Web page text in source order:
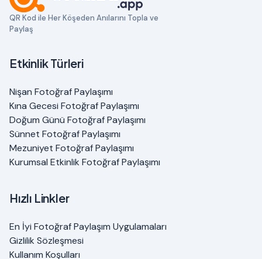
QR Kod ile Her Köşeden Anılarını Topla ve
Paylaş
Etkinlik Türleri
Nişan Fotoğraf Paylaşımı
Kına Gecesi Fotoğraf Paylaşımı
Doğum Günü Fotoğraf Paylaşımı
Sünnet Fotoğraf Paylaşımı
Mezuniyet Fotoğraf Paylaşımı
Kurumsal Etkinlik Fotoğraf Paylaşımı
Hızlı Linkler
En İyi Fotoğraf Paylaşım Uygulamaları
Gizlilik Sözleşmesi
Kullanım Koşulları